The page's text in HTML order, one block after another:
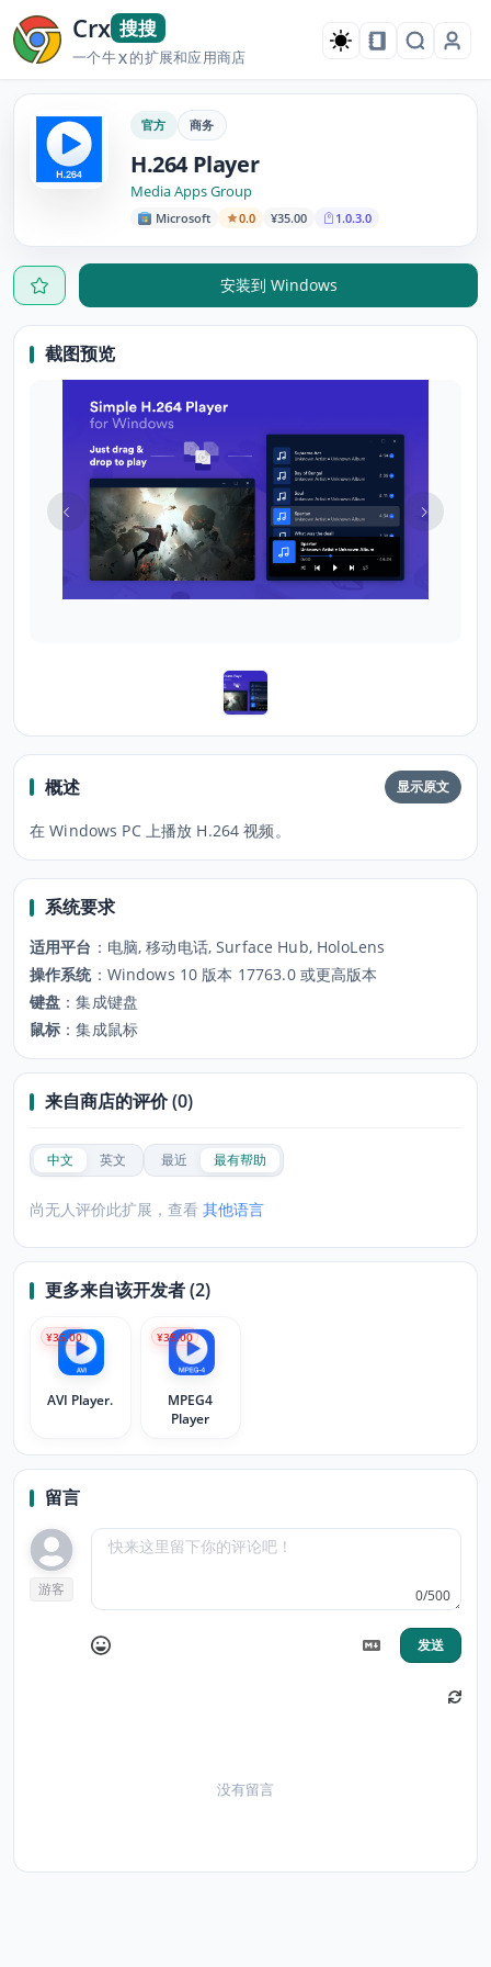
Crx 搜搜
一个牛X的扩展和应用商店
官方 商务
H.264 Player
Media Apps Group
Microsoft 0.0 ¥35.00 1.0.3.0
安装到 Windows
截图预览
概述 显示原文
在 Windows PC 上播放 H.264 视频。
系统要求
适用平台 ： 电脑, 移动电话, Surface Hub, HoloLens
操作系统： Windows 10 版本 17763.0 或更高版本
键盘 ：集成键盘
鼠标 ：集成鼠标
来自商店的评价 (0)
中文 英文 最近 最有帮助
尚无人评价此扩展，查看 其他语言
更多来自该开发者 (2)
AVI Player.
¥35.00
MPEG4
Player
¥35.00
留言
游客 0/500
发送
没有留言